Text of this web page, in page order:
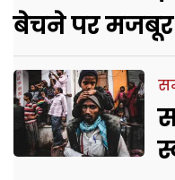
बेचने पर मजबूर